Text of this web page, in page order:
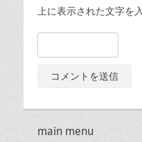
上に表示された文字を
main menu